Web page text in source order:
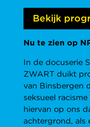
Bekijk
Nu te zien op
In de docuserie
ZWART duikt
van Binsbergen
seksueel
hiervan op ons
achtergrond, als